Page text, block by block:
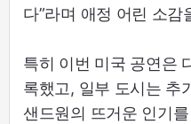
다”라며 애정 어린 소감
특히 이번 미국 공연은
록했고, 일부 도시는 추
샌드원의 뜨거운 인기